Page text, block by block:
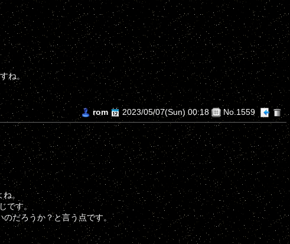
ね。
rom
2023/05/07(Sun) 00:18 No.1559
。
です。
のだろうか？と言う点です。